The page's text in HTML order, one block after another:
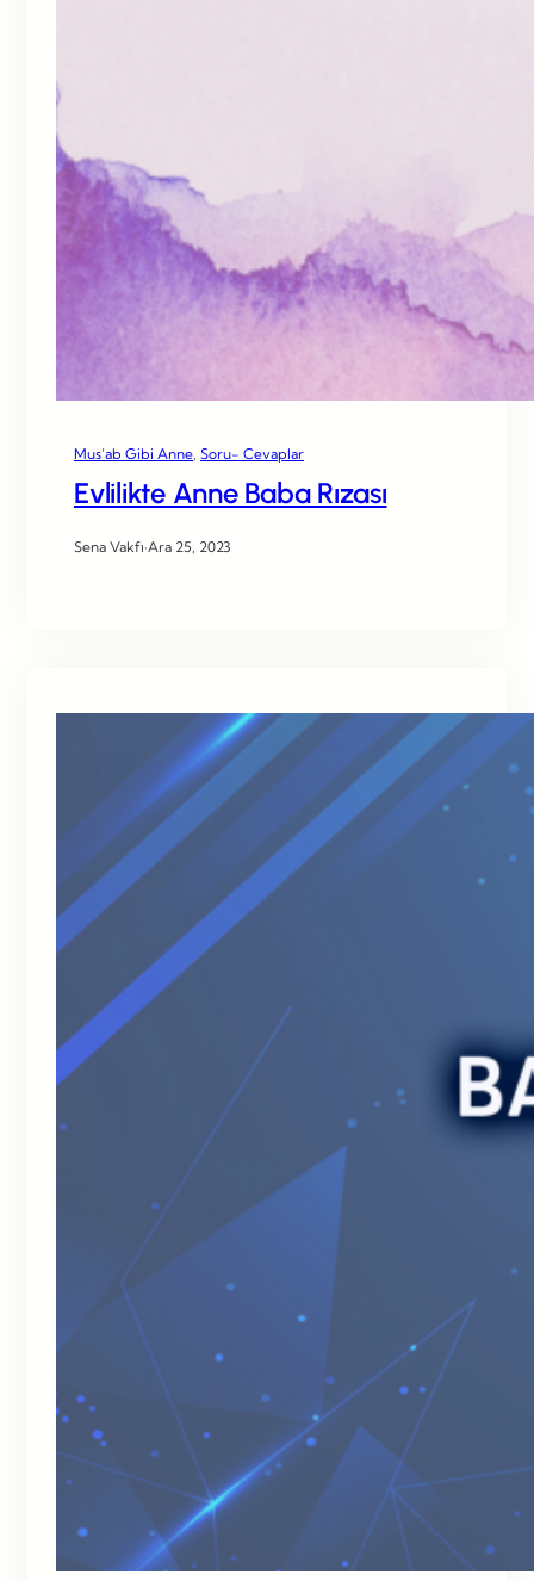
Mus’ab Gibi Anne Soru- Cevaplar
Evlilikte Anne Baba Rızası
Sena Vakfı·Ara 25, 2023